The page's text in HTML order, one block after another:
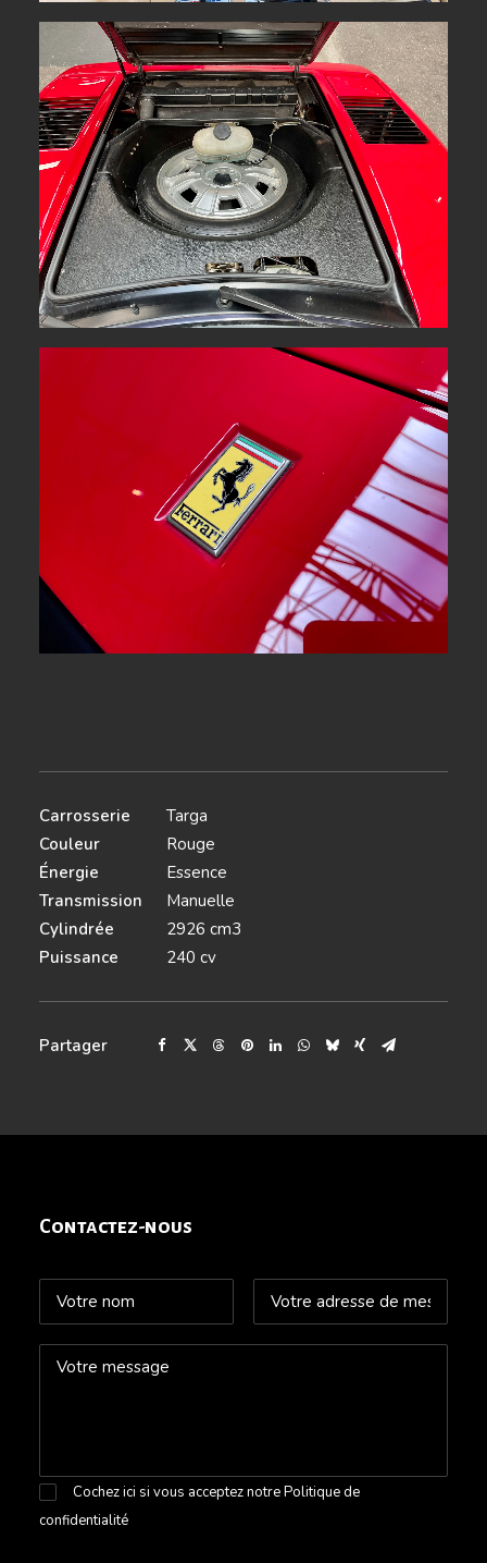
Carrosserie
Targa
Couleur
Rouge
Énergie
Essence
Transmission
Manuelle
Cylindrée
2926 cm3
Puissance
240 cv
Partager
Contactez-nous
Cochez ici si vous acceptez notrePolitique de
confidentialité